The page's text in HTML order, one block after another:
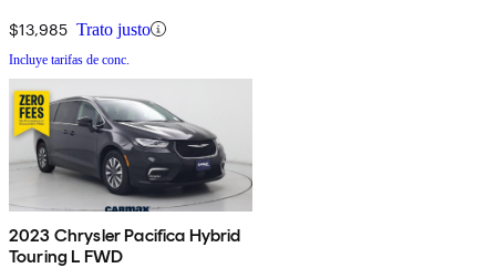
$13,985 Trato justo
Incluye tarifas de conc.
2023 Chrysler Pacifica Hybrid
Touring L FWD